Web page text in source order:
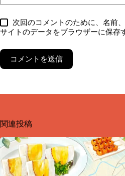
次回のコメントのために、名前
サイトのデータをブラウザーに保存
コメントを送信
関連投稿